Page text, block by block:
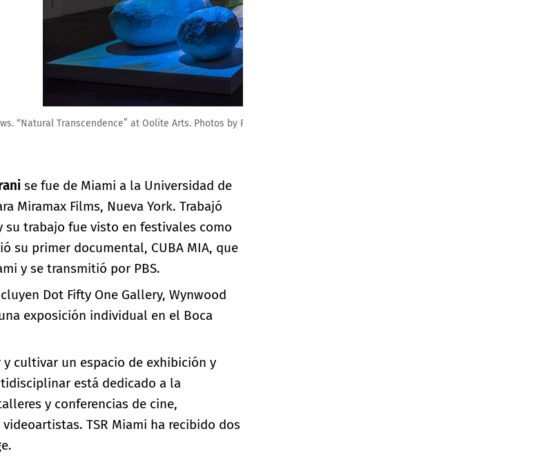
Pedro Wazzan
se fue de Miami a la Universidad de
Miramax Films, Nueva York. Trabajó
trabajo fue visto en festivales como
su primer documental, CUBA MIA, que
y se transmitió por PBS.
Dot Fifty One Gallery, Wynwood
exposición individual en el Boca
y cultivar un espacio de exhibición y
está dedicado a la
y conferencias de cine,
TSR Miami ha recibido dos